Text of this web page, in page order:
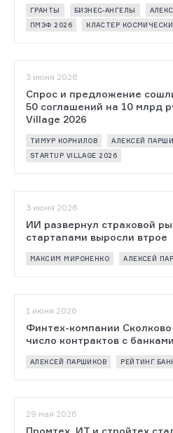
ГРАНТЫ БИЗНЕС-АНГЕЛЫ
ПМЭФ 2026
КЛАСТЕР
3 июня 2026
Спрос и предложение
50 соглашений на 10 млрд
Village 2026
ТИМУР КОРНИЛОВ
АЛЕКСЕЙ
STARTUP VILLAGE 2026
3 июня 2026
ИИ развернул страховой
стартапами выросли втрое
МАКСИМ МИРОНЕНКО АЛЕКСЕЙ
1 июня 2026
Финтех-компании
число контрактов с
АЛЕКСЕЙ ПАРШИКОВ РЕЙТИНГ
29 мая 2026
Промтех, ИТ и стройтех